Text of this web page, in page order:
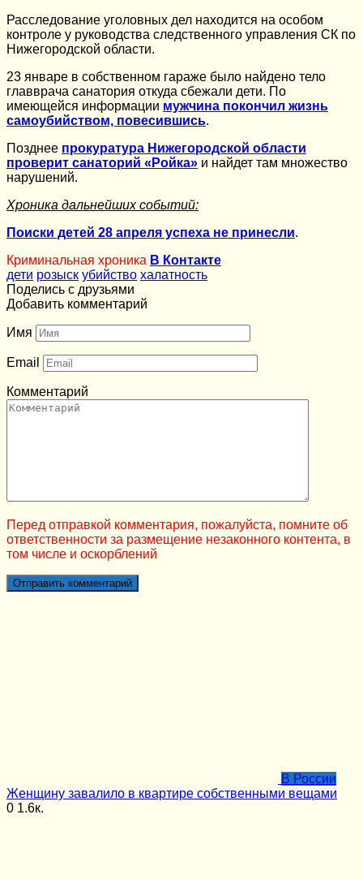
Расследование уголовных дел находится на особом
контроле у руководства следственного управления СК по
Нижегородской области.
23 январе в собственном гараже было найдено тело
главврача санатория откуда сбежали дети. По
имеющейся информации мужчина покончил жизнь
самоубийством, повесившись.
Позднее прокуратура Нижегородской области
проверит санаторий «Ройка» и найдет там множество
нарушений.
Хроника дальнейших событий:
Поиски детей 28 апреля успеха не принесли.
Криминальная хроника В Контакте
дети розыск убийство халатность
Поделись с друзьями
Добавить комментарий
Имя
Email
Комментарий
Перед отправкой комментария, пожалуйста, помните об
ответственности за размещение незаконного контента, в
том числе и оскорблений
В России
Женщину завалило в квартире собственными вещами
0 1.6к.